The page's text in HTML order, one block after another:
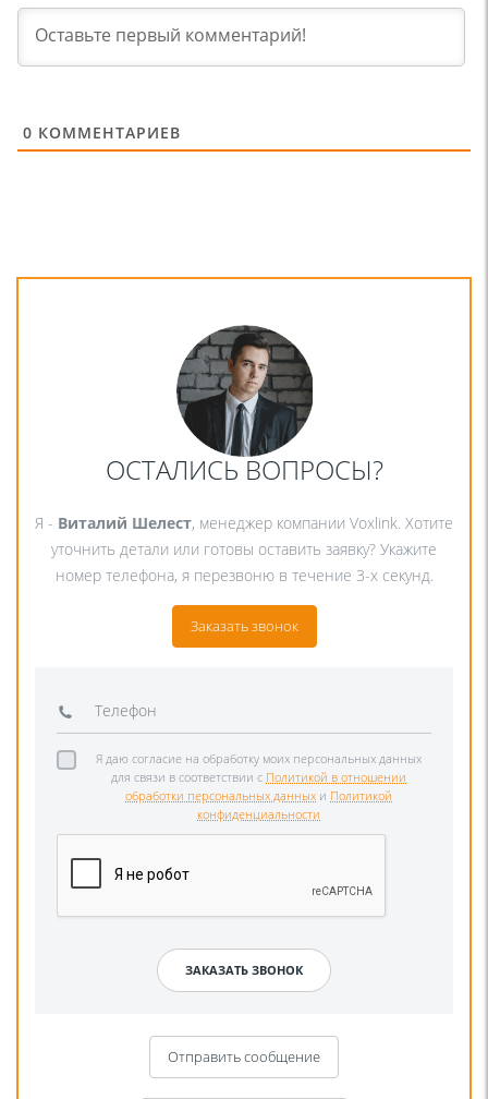
0 КОММЕНТАРИЕВ
ОСТАЛИСЬ ВОПРОСЫ?
Я - Виталий Шелест, менеджер компании Voxlink. Хотите
уточнить детали или готовы оставить заявку? Укажите
номер телефона, я перезвоню в течение 3-х секунд.
Заказать звонок
Я даю согласие на обработку моих персональных данных
для связи в соответствии с Политикой в отношении
обработки персональных данных и Политикой
конфиденциальности
Отправить сообщение